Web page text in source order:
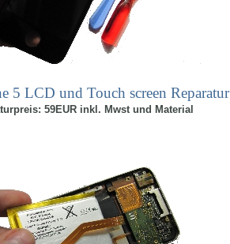
5 LCD und Touch screen Reparatur
59EUR inkl. Mwst und Material